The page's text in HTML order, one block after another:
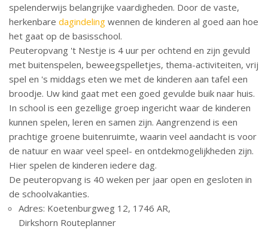
spelenderwijs belangrijke vaardigheden. Door de vaste,
herkenbare dagindeling wennen de kinderen al goed aan hoe
het gaat op de basisschool.
Peuteropvang 't Nestje is 4 uur per ochtend en zijn gevuld
met buitenspelen, beweegspelletjes, thema-activiteiten, vrij
spel en 's middags eten we met de kinderen aan tafel een
broodje. Uw kind gaat met een goed gevulde buik naar huis.
In school is een gezellige groep ingericht waar de kinderen
kunnen spelen, leren en samen zijn. Aangrenzend is een
prachtige groene buitenruimte, waarin veel aandacht is voor
de natuur en waar veel speel- en ontdekmogelijkheden zijn.
Hier spelen de kinderen iedere dag.
De peuteropvang is 40 weken per jaar open en gesloten in
de schoolvakanties.
Adres: Koetenburgweg 12, 1746 AR,
Dirkshorn Routeplanner